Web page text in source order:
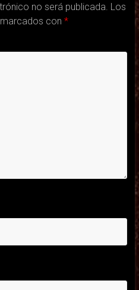
no será publicada. Los
con *